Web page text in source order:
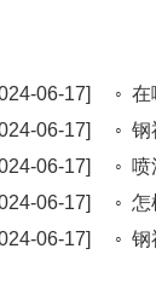
06-17]
◦ 在
06-17]
◦ 钢
06-17]
06-17]
06-17]